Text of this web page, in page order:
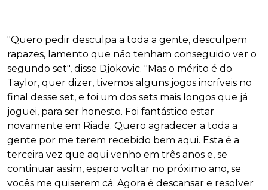
"Quero pedir desculpa a toda a gente, desculpem
rapazes, lamento que não tenham conseguido ver o
segundo set", disse Djokovic. "Mas o mérito é do
Taylor, quer dizer, tivemos alguns jogos incríveis no
final desse set, e foi um dos sets mais longos que já
joguei, para ser honesto. Foi fantástico estar
novamente em Riade. Quero agradecer a toda a
gente por me terem recebido bem aqui. Esta é a
terceira vez que aqui venho em três anos e, se
continuar assim, espero voltar no próximo ano, se
vocês me quiserem cá. Agora é descansar e resolver